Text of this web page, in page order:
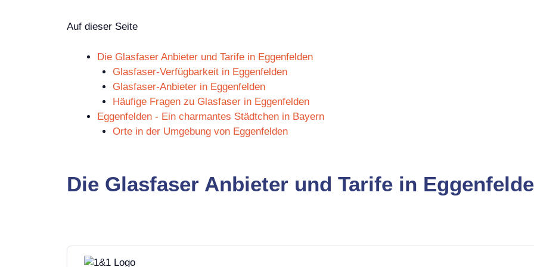
Auf dieser Seite
Die Glasfaser Anbieter und Tarife in Eggenfelden
Glasfaser-Verfügbarkeit in Eggenfelden
Glasfaser-Anbieter in Eggenfelden
Häufige Fragen zu Glasfaser in Eggenfelden
Eggenfelden - Ein charmantes Städtchen in Bayern
Orte in der Umgebung von Eggenfelden
Die Glasfaser Anbieter und Tarife in